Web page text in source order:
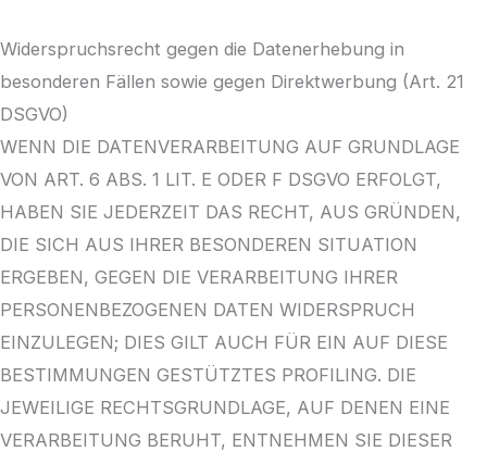
Widerspruchsrecht gegen die Datenerhebung in
besonderen Fällen sowie gegen Direktwerbung (Art. 21
DSGVO)
WENN DIE DATENVERARBEITUNG AUF GRUNDLAGE
VON ART. 6 ABS. 1 LIT. E ODER F DSGVO ERFOLGT,
HABEN SIE JEDERZEIT DAS RECHT, AUS GRÜNDEN,
DIE SICH AUS IHRER BESONDEREN SITUATION
ERGEBEN, GEGEN DIE VERARBEITUNG IHRER
PERSONENBEZOGENEN DATEN WIDERSPRUCH
EINZULEGEN; DIES GILT AUCH FÜR EIN AUF DIESE
BESTIMMUNGEN GESTÜTZTES PROFILING. DIE
JEWEILIGE RECHTSGRUNDLAGE, AUF DENEN EINE
VERARBEITUNG BERUHT, ENTNEHMEN SIE DIESER